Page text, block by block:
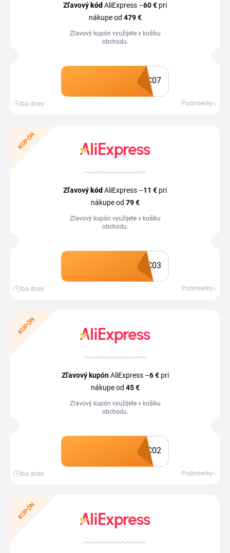
Zľavový kód AliExpress –60 € pri
nákupe od 479 €
Zľavový kupón využijete v košíku
obchodu.
C07
Iba dnes Podmienky
KUPÓN
Zľavový kód AliExpress –11 € pri
nákupe od 79 €
Zľavový kupón využijete v košíku
obchodu.
C03
Iba dnes Podmienky
KUPÓN
Zľavový kupónAliExpress –6 €pri
nákupe od 45 €
Zľavový kupón využijete v košíku
obchodu.
C02
Iba dnes Podmienky
KUPÓN